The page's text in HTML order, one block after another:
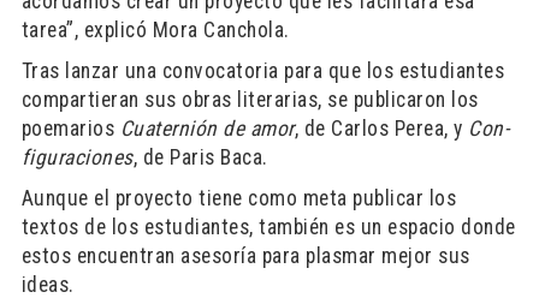
tarea”, explicó Mora Canchola.
Tras lanzar una convocatoria para que los estudiantes
compartieran sus obras literarias, se publicaron los
poemarios Cuaternión de amor, de Carlos Perea, y Con-
figuraciones, de Paris Baca.
Aunque el proyecto tiene como meta publicar los
textos de los estudiantes, también es un espacio donde
estos encuentran asesoría para plasmar mejor sus
ideas.